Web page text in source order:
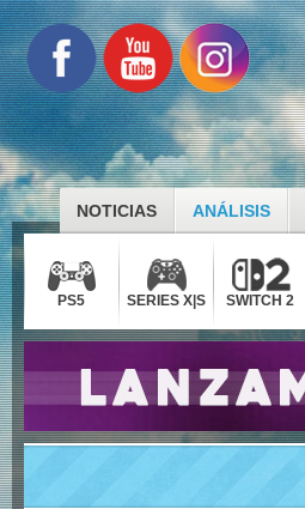
NOTICIAS ANÁLISIS
PS5 SERIES X|S SWITCH 2